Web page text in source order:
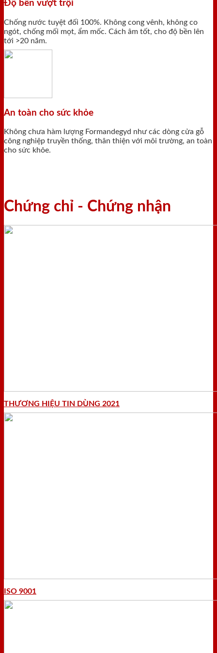
Độ bền vượt trội
Chống nước tuyệt đối 100%. Không cong vênh, không co
ngót, chống mối mọt, ẩm mốc. Cách âm tốt, cho độ bền lên
tới >20 năm.
An toàn cho sức khỏe
Không chưa hàm lượng Formandegyd như các dòng cửa gỗ
công nghiệp truyền thống, thân thiện với môi trường, an toàn
cho sức khỏe.
Chứng chỉ - Chứng nhận
THƯƠNG HIỆU TIN DÙNG 2021
ISO 9001